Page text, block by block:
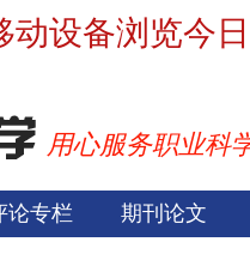
动设备浏览今
用心服务职业科
论专栏 期刊论文